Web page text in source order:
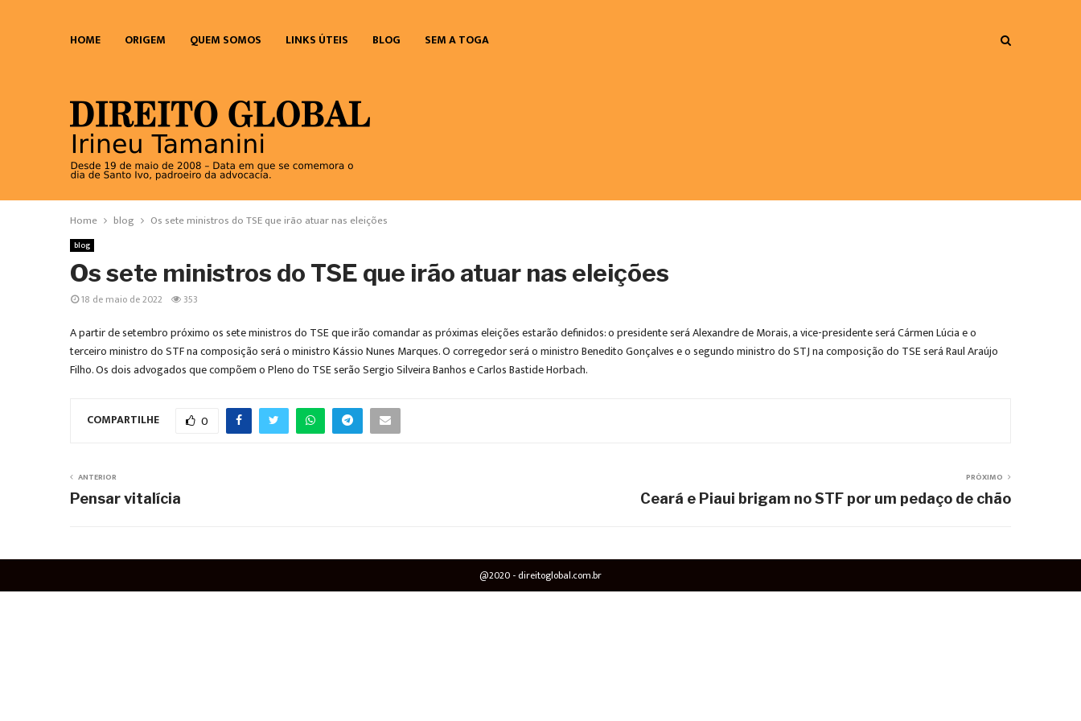
HOME ORIGEM QUEM SOMOS LINKS ÚTEIS BLOG SEM A TOGA
Home blog Os sete ministros do TSE que irão atuar nas eleições
blog
Os sete ministros do TSE que irão atuar nas eleições
18 de maio de 2022 353
A partir de setembro próximo os sete ministros do TSE que irão comandar as próximas eleições estarão definidos: o presidente será Alexandre de Morais, a vice-presidente será Cármen Lúcia e o
terceiro ministro do STF na composição será o ministro Kássio Nunes Marques. O corregedor será o ministro Benedito Gonçalves e o segundo ministro do STJ na composição do TSE será Raul Araújo
Filho. Os dois advogados que compõem o Pleno do TSE serão Sergio Silveira Banhos e Carlos Bastide Horbach.
COMPARTILHE 0
ANTERIOR
Pensar vitalícia
PRÓXIMO
Ceará e Piaui brigam no STF por um pedaço de chão
@2020 - direitoglobal.com.br